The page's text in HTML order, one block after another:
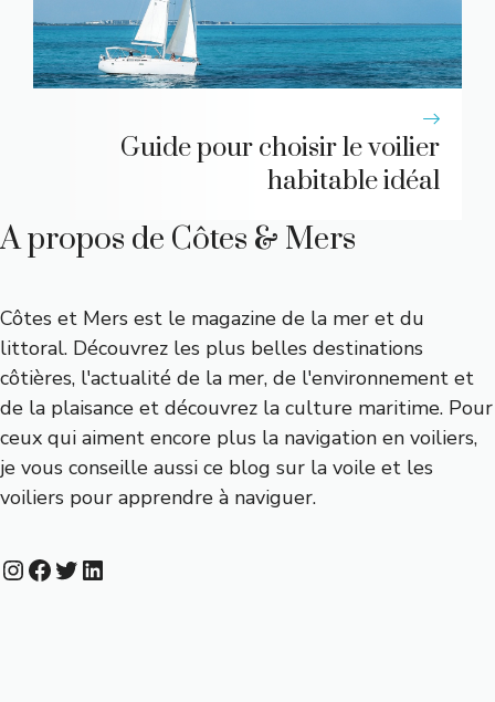
Guide pour choisir le voilier
habitable idéal
A propos de Côtes & Mers
Côtes et Mers est le magazine de la mer et du
littoral. Découvrez les plus belles destinations
côtières, l'actualité de la mer, de l'environnement et
de la plaisance et découvrez la culture maritime. Pour
ceux qui aiment encore plus la navigation en voiliers,
je vous conseille aussi ce blog sur la voile et les
voiliers pour apprendre à naviguer.
Instagram
Facebook
Twitter
LinkedIn